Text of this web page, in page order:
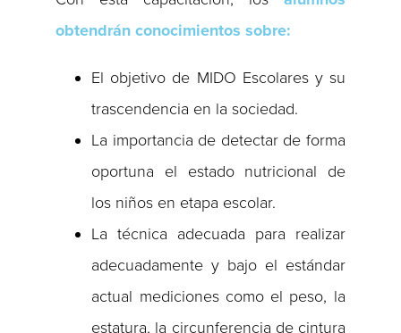
obtendrán conocimientos sobre:
El objetivo de MIDO Escolares y su
trascendencia en la sociedad.
La importancia de detectar de forma
oportuna el estado nutricional de
los niños en etapa escolar.
La técnica adecuada para realizar
adecuadamente y bajo el estándar
actual mediciones como el peso, la
estatura, la circunferencia de cintura